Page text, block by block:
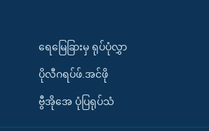
ရေမြေခြားမှ ရုပ်ပုံလွှာ
ပိုလီဂရပ်ဖ်.အင်ဖို
ဗွီအိုအေ ပုံပြရုပ်သံ